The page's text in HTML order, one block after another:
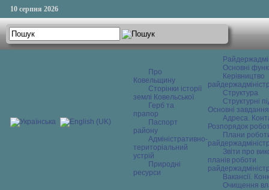
10 серпня 2026
Про
Ковельщину
Сторінки історії
землі Ковельської
Герб та
прапор
Паспорт
району
Адміністративно-
територіальний
устрій
Природні
ресурси
Основні
Керівництво
Структура
Структурні
Основні завдання
Адреса.
Розпорядок
Плани
Звіти про
планів роботи
Вакансії.
Очищення